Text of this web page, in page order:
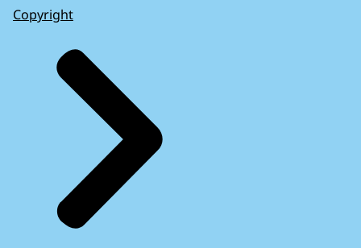
Copyright